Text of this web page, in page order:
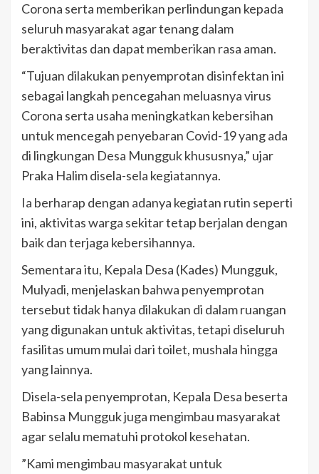
Corona serta memberikan perlindungan kepada
seluruh masyarakat agar tenang dalam
beraktivitas dan dapat memberikan rasa aman.
“Tujuan dilakukan penyemprotan disinfektan ini
sebagai langkah pencegahan meluasnya virus
Corona serta usaha meningkatkan kebersihan
untuk mencegah penyebaran Covid-19 yang ada
di lingkungan Desa Mungguk khususnya,” ujar
Praka Halim disela-sela kegiatannya.
Ia berharap dengan adanya kegiatan rutin seperti
ini, aktivitas warga sekitar tetap berjalan dengan
baik dan terjaga kebersihannya.
Sementara itu, Kepala Desa (Kades) Mungguk,
Mulyadi, menjelaskan bahwa penyemprotan
tersebut tidak hanya dilakukan di dalam ruangan
yang digunakan untuk aktivitas, tetapi diseluruh
fasilitas umum mulai dari toilet, mushala hingga
yang lainnya.
Disela-sela penyemprotan, Kepala Desa beserta
Babinsa Mungguk juga mengimbau masyarakat
agar selalu mematuhi protokol kesehatan.
”Kami mengimbau masyarakat untuk